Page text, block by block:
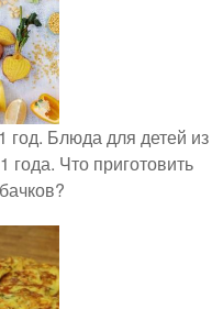
год. Блюда для детей из
года. Что приготовить